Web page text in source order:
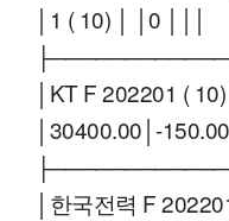
│1 ( 10) │ │0 │││
│KT F 202201 (
│30400.00│-
│한국전력 F